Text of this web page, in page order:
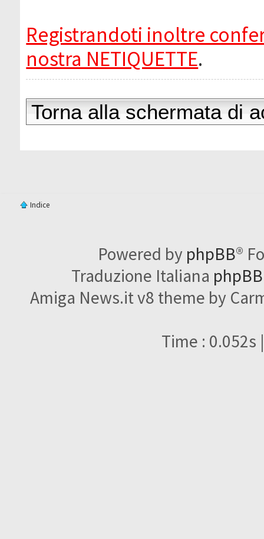
Registrandoti inoltre
nostra NETIQUETTE.
Torna alla schermata di
Indice
Powered by phpBB®
Traduzione Italiana
Amiga News.it v8 theme by
Time : 0.052s